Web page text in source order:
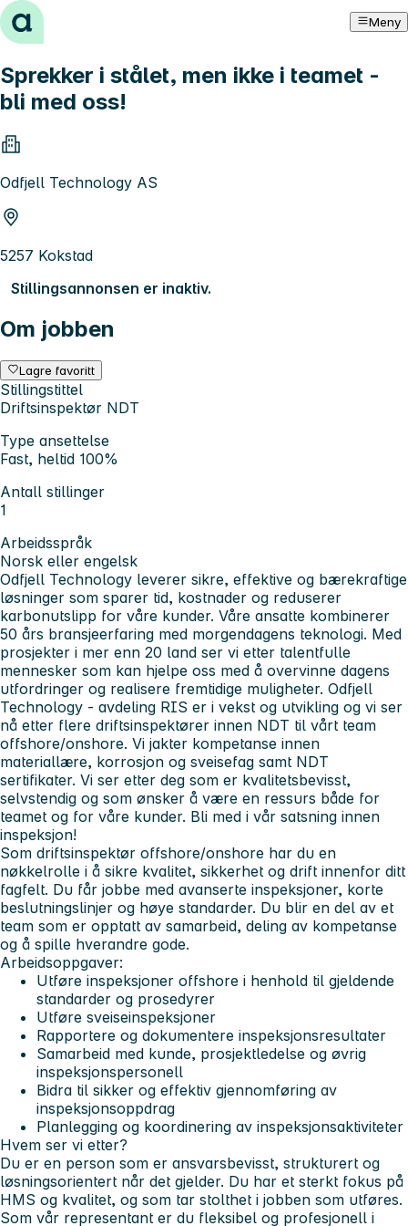
Hopp til innhold Meny
Sprekker i stålet, men ikke i teamet -
bli med oss!
Odfjell Technology AS
5257 Kokstad
Stillingsannonsen er inaktiv.
Om jobben
Lagre favoritt
Stillingstittel
Driftsinspektør NDT
Type ansettelse
Fast, heltid 100%
Antall stillinger
1
Arbeidsspråk
Norsk eller engelsk
Odfjell Technology leverer sikre, effektive og bærekraftige
løsninger som sparer tid, kostnader og reduserer
karbonutslipp for våre kunder. Våre ansatte kombinerer
50 års bransjeerfaring med morgendagens teknologi. Med
prosjekter i mer enn 20 land ser vi etter talentfulle
mennesker som kan hjelpe oss med å overvinne dagens
utfordringer og realisere fremtidige muligheter. Odfjell
Technology - avdeling RIS er i vekst og utvikling og vi ser
nå etter flere driftsinspektører innen NDT til vårt team
offshore/onshore. Vi jakter kompetanse innen
materiallære, korrosjon og sveisefag samt NDT
sertifikater. Vi ser etter deg som er kvalitetsbevisst,
selvstendig og som ønsker å være en ressurs både for
teamet og for våre kunder. Bli med i vår satsning innen
inspeksjon!
Som driftsinspektør offshore/onshore har du en
nøkkelrolle i å sikre kvalitet, sikkerhet og drift innenfor ditt
fagfelt. Du får jobbe med avanserte inspeksjoner, korte
beslutningslinjer og høye standarder. Du blir en del av et
team som er opptatt av samarbeid, deling av kompetanse
og å spille hverandre gode.
Arbeidsoppgaver:
Utføre inspeksjoner offshore i henhold til gjeldende
standarder og prosedyrer
Utføre sveiseinspeksjoner
Rapportere og dokumentere inspeksjonsresultater
Samarbeid med kunde, prosjektledelse og øvrig
inspeksjonspersonell
Bidra til sikker og effektiv gjennomføring av
inspeksjonsoppdrag
Planlegging og koordinering av inspeksjonsaktiviteter
Hvem ser vi etter?
Du er en person som er ansvarsbevisst, strukturert og
løsningsorientert når det gjelder. Du har et sterkt fokus på
HMS og kvalitet, og som tar stolthet i jobben som utføres.
Som vår representant er du fleksibel og profesjonell i